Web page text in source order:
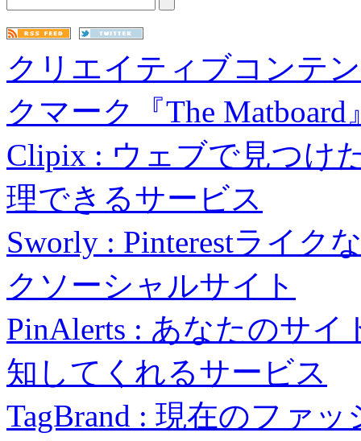
クリエイティブコンテ
クマーク『The Matboard
Clipix : ウェブで見つけ
理できるサービス
Sworly : Pinterestライク
クソーシャルサイト
PinAlerts : あなたのサ
知してくれるサービス
TagBrand : 現在のファ